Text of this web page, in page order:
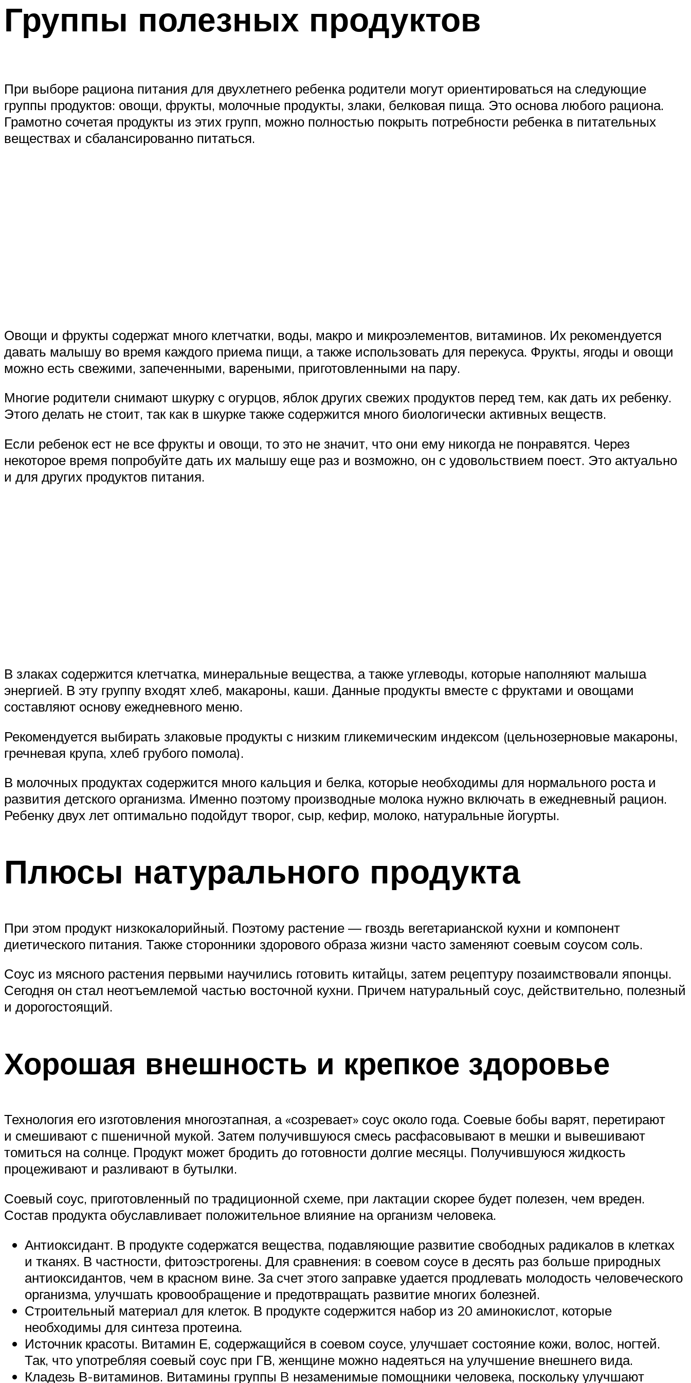
Группы полезных продуктов
При выборе рациона питания для двухлетнего ребенка родители могут ориентироваться на следующие
группы продуктов: овощи, фрукты, молочные продукты, злаки, белковая пища. Это основа любого рациона.
Грамотно сочетая продукты из этих групп, можно полностью покрыть потребности ребенка в питательных
веществах и сбалансированно питаться.
Овощи и фрукты содержат много клетчатки, воды, макро и микроэлементов, витаминов. Их рекомендуется
давать малышу во время каждого приема пищи, а также использовать для перекуса. Фрукты, ягоды и овощи
можно есть свежими, запеченными, вареными, приготовленными на пару.
Многие родители снимают шкурку с огурцов, яблок других свежих продуктов перед тем, как дать их ребенку.
Этого делать не стоит, так как в шкурке также содержится много биологически активных веществ.
Если ребенок ест не все фрукты и овощи, то это не значит, что они ему никогда не понравятся. Через
некоторое время попробуйте дать их малышу еще раз и возможно, он с удовольствием поест. Это актуально
и для других продуктов питания.
В злаках содержится клетчатка, минеральные вещества, а также углеводы, которые наполняют малыша
энергией. В эту группу входят хлеб, макароны, каши. Данные продукты вместе с фруктами и овощами
составляют основу ежедневного меню.
Рекомендуется выбирать злаковые продукты с низким гликемическим индексом (цельнозерновые макароны,
гречневая крупа, хлеб грубого помола).
В молочных продуктах содержится много кальция и белка, которые необходимы для нормального роста и
развития детского организма. Именно поэтому производные молока нужно включать в ежедневный рацион.
Ребенку двух лет оптимально подойдут творог, сыр, кефир, молоко, натуральные йогурты.
Плюсы натурального продукта
При этом продукт низкокалорийный. Поэтому растение — гвоздь вегетарианской кухни и компонент
диетического питания. Также сторонники здорового образа жизни часто заменяют соевым соусом соль.
Соус из мясного растения первыми научились готовить китайцы, затем рецептуру позаимствовали японцы.
Сегодня он стал неотъемлемой частью восточной кухни. Причем натуральный соус, действительно, полезный
и дорогостоящий.
Хорошая внешность и крепкое здоровье
Технология его изготовления многоэтапная, а «созревает» соус около года. Соевые бобы варят, перетирают
и смешивают с пшеничной мукой. Затем получившуюся смесь расфасовывают в мешки и вывешивают
томиться на солнце. Продукт может бродить до готовности долгие месяцы. Получившуюся жидкость
процеживают и разливают в бутылки.
Соевый соус, приготовленный по традиционной схеме, при лактации скорее будет полезен, чем вреден.
Состав продукта обуславливает положительное влияние на организм человека.
Антиоксидант. В продукте содержатся вещества, подавляющие развитие свободных радикалов в клетках
и тканях. В частности, фитоэстрогены. Для сравнения: в соевом соусе в десять раз больше природных
антиоксидантов, чем в красном вине. За счет этого заправке удается продлевать молодость человеческого
организма, улучшать кровообращение и предотвращать развитие многих болезней.
Строительный материал для клеток. В продукте содержится набор из 20 аминокислот, которые
необходимы для синтеза протеина.
Источник красоты. Витамин Е, содержащийся в соевом соусе, улучшает состояние кожи, волос, ногтей.
Так, что употребляя соевый соус при ГВ, женщине можно надеяться на улучшение внешнего вида.
Кладезь В-витаминов. Витамины группы B незаменимые помощники человека, поскольку улучшают